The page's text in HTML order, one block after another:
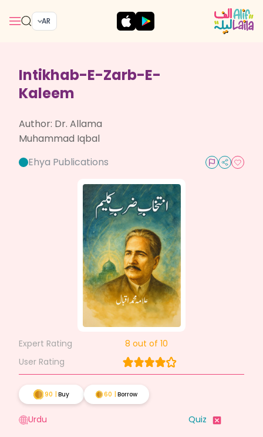
AR
Intikhab-E-Zarb-E-
Kaleem
Author: Dr. Allama
Muhammad Iqbal
Ehya Publications
Expert Rating 8 out of 10
User Rating
90 Buy 60 Borrow
Urdu Quiz